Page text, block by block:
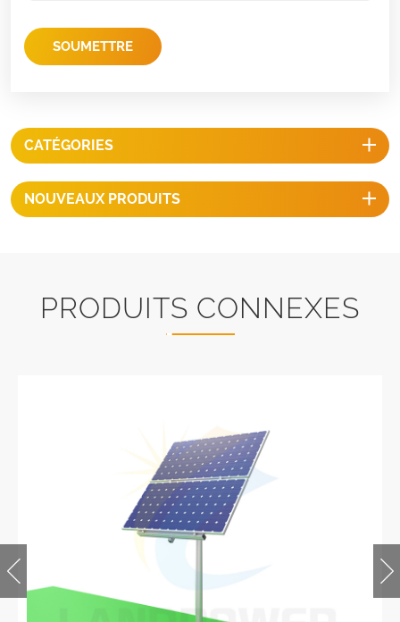
SOUMETTRE
CATÉGORIES
NOUVEAUX PRODUITS
PRODUITS CONNEXES